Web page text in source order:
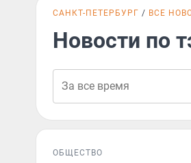
САНКТ-ПЕТЕРБУРГ ВСЕ
Новости по
ОБЩЕСТВО